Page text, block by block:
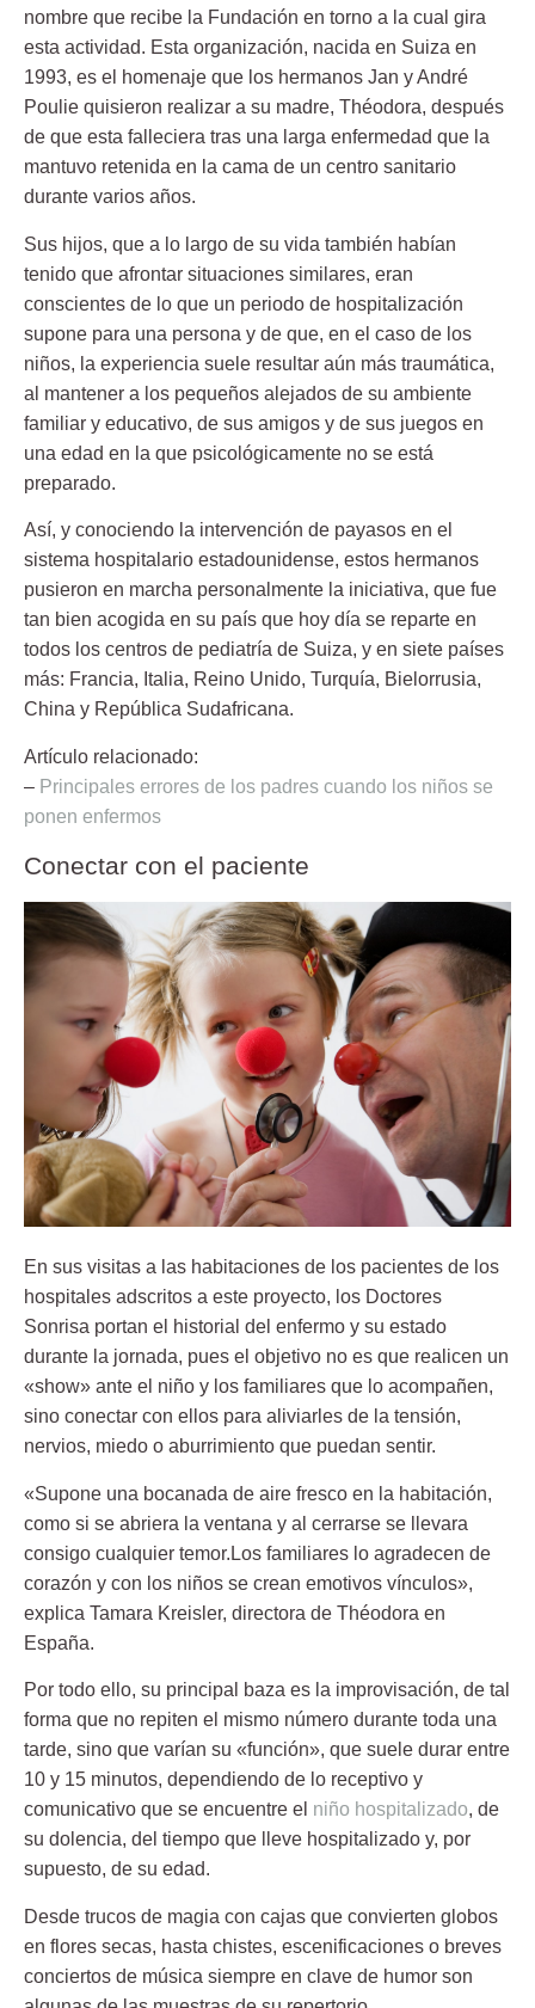
nombre que recibe la Fundación en torno a la cual gira
esta actividad. Esta organización, nacida en Suiza en
1993, es el homenaje que los hermanos Jan y André
Poulie quisieron realizar a su madre, Théodora, después
de que esta falleciera tras una larga enfermedad que la
mantuvo retenida en la cama de un centro sanitario
durante varios años.
Sus hijos, que a lo largo de su vida también habían
tenido que afrontar situaciones similares, eran
conscientes de lo que un periodo de hospitalización
supone para una persona y de que, en el caso de los
niños, la experiencia suele resultar aún más traumática,
al mantener a los pequeños alejados de su ambiente
familiar y educativo, de sus amigos y de sus juegos en
una edad en la que psicológicamente no se está
preparado.
Así, y conociendo la intervención de payasos en el
sistema hospitalario estadounidense, estos hermanos
pusieron en marcha personalmente la iniciativa, que fue
tan bien acogida en su país que hoy día se reparte en
todos los centros de pediatría de Suiza, y en siete países
más: Francia, Italia, Reino Unido, Turquía, Bielorrusia,
China y República Sudafricana.
Artículo relacionado:
– Principales errores de los padres cuando los niños se
ponen enfermos
Conectar con el paciente
En sus visitas a las habitaciones de los pacientes de los
hospitales adscritos a este proyecto, los Doctores
Sonrisa portan el historial del enfermo y su estado
durante la jornada, pues el objetivo no es que realicen un
«show» ante el niño y los familiares que lo acompañen,
sino conectar con ellos para aliviarles de la tensión,
nervios, miedo o aburrimiento que puedan sentir.
«Supone una bocanada de aire fresco en la habitación,
como si se abriera la ventana y al cerrarse se llevara
consigo cualquier temor.Los familiares lo agradecen de
corazón y con los niños se crean emotivos vínculos»,
explica Tamara Kreisler, directora de Théodora en
España.
Por todo ello, su principal baza es la improvisación, de tal
forma que no repiten el mismo número durante toda una
tarde, sino que varían su «función», que suele durar entre
10 y 15 minutos, dependiendo de lo receptivo y
comunicativo que se encuentre el niño hospitalizado, de
su dolencia, del tiempo que lleve hospitalizado y, por
supuesto, de su edad.
Desde trucos de magia con cajas que convierten globos
en flores secas, hasta chistes, escenificaciones o breves
conciertos de música siempre en clave de humor son